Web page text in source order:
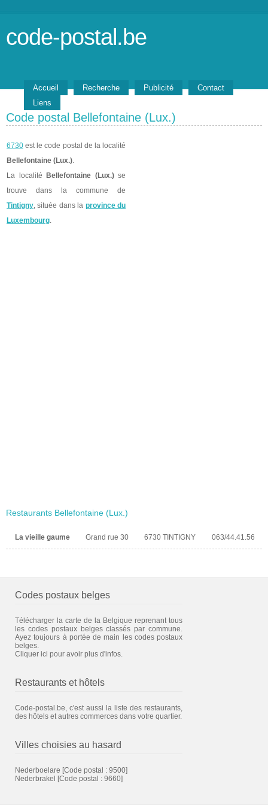
code-postal.be
Accueil Recherche Publicité
Contact
Liens
Code postal Bellefontaine (Lux.)
6730 est le code postal de la localité
Bellefontaine (Lux.).
La localité
Bellefontaine (Lux.)se
trouve dans la commune de
Tintigny, située dans la province du
Luxembourg.
Restaurants Bellefontaine (Lux.)
La vieille gaume Grand rue 30 6730 TINTIGNY 063/44.41.56
Codes postaux belges
Télécharger la carte de la Belgique reprenant tous
les codes postaux belges classés par commune.
Ayez toujours à portée de main les codes postaux
belges.
Cliquer ici pour avoir plus d'infos.
Restaurants et hôtels
Code-postal.be, c'est aussi la liste des restaurants,
des hôtels et autres commerces dans votre quartier.
Villes choisies au hasard
Nederboelare [Code postal : 9500]
Nederbrakel [Code postal : 9660]